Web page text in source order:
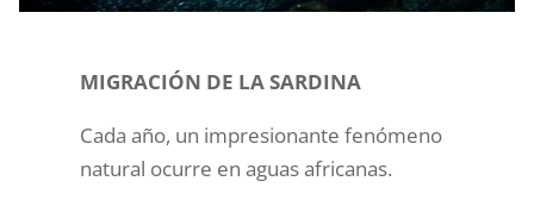
MIGRACIÓN DE LA SARDINA
Cada año, un impresionante fenómeno
natural ocurre en aguas africanas.